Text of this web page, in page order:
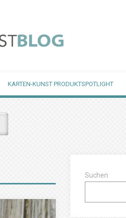
KARTEN-KUNST PRODUKTSPOTLIGHT
Suchen